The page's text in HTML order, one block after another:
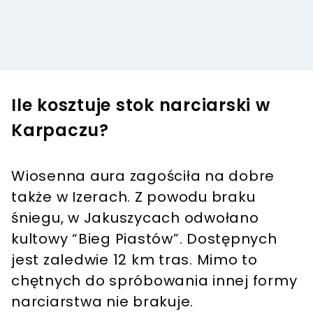
Ile kosztuje stok narciarski w
Karpaczu?
Wiosenna aura zagościła na dobre
także w Izerach. Z powodu braku
śniegu, w Jakuszycach odwołano
kultowy “Bieg Piastów”. Dostępnych
jest zaledwie 12 km tras. Mimo to
chętnych do spróbowania innej formy
narciarstwa nie brakuje.